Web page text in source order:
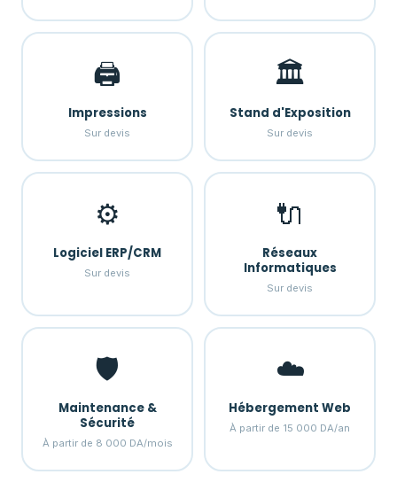
🖨️
Impressions
Sur devis
🏛️
Stand d'Exposition
Sur devis
⚙️
Logiciel ERP/CRM
Sur devis
🔌
Réseaux
Informatiques
Sur devis
🛡️
Maintenance &
Sécurité
À partir de 8 000 DA/mois
☁️
Hébergement Web
À partir de 15 000 DA/an